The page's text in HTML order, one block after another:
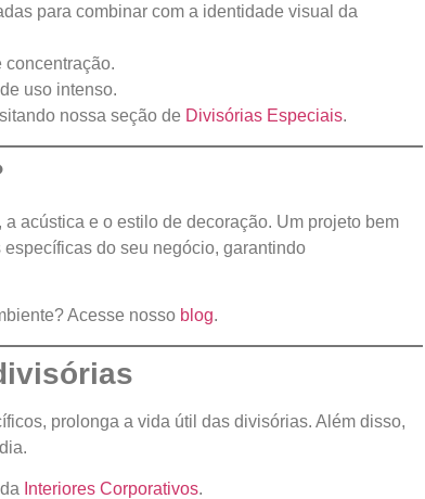
para combinar com a identidade visual da
concentração.
uso intenso.
nossa seção de Divisórias Especiais.
acústica e o estilo de decoração. Um projeto bem
do seu negócio, garantindo
Acesse nosso blog.
prolonga a vida útil das divisórias. Além disso,
Interiores Corporativos.